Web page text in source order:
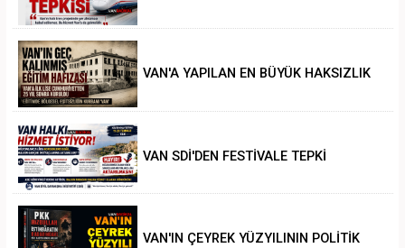
VAN'A YAPILAN EN BÜYÜK HAKSIZLIK
VAN SDİ'DEN FESTİVALE TEPKİ
VAN'IN ÇEYREK YÜZYILININ POLİTİK